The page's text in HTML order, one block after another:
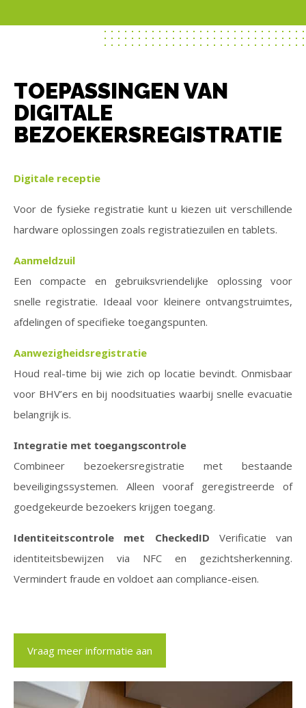
TOEPASSINGEN VAN
DIGITALE
BEZOEKERSREGISTRATIE
Digitale receptie
Voor de fysieke registratie kunt u kiezen uit verschillende
hardware oplossingen zoals registratiezuilen en tablets.
Aanmeldzuil
Een compacte en gebruiksvriendelijke oplossing voor
snelle registratie. Ideaal voor kleinere ontvangstruimtes,
afdelingen of specifieke toegangspunten.
Aanwezigheidsregistratie
Houd real-time bij wie zich op locatie bevindt. Onmisbaar
voor BHV’ers en bij noodsituaties waarbij snelle evacuatie
belangrijk is.
Integratie met toegangscontrole
Combineer bezoekersregistratie met bestaande
beveiligingssystemen. Alleen vooraf geregistreerde of
goedgekeurde bezoekers krijgen toegang.
Identiteitscontrole met CheckedID Verificatie van
identiteitsbewijzen via NFC en gezichtsherkenning.
Vermindert fraude en voldoet aan compliance-eisen.
Vraag meer informatie aan